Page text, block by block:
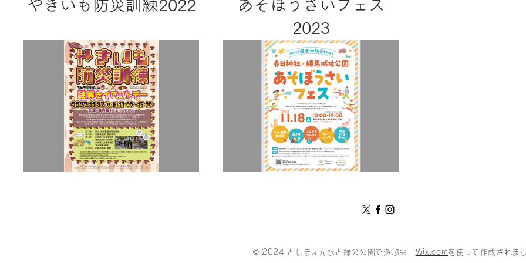
やきいも防災訓練2022
あそぼうさいフェス
2023
© 2024 としまえん水と緑の公園で遊ぶ会 Wix.comを使って作成されま